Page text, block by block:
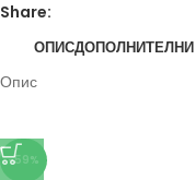
Share:
ОПИС
Опис
-59%